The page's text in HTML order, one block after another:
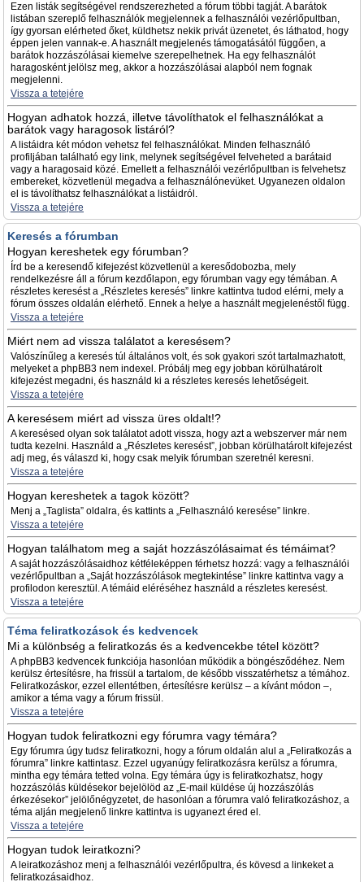
Ezen listák segítségével rendszerezheted a fórum többi tagját. A barátok
listában szereplő felhasználók megjelennek a felhasználói vezérlőpultban,
így gyorsan elérheted őket, küldhetsz nekik privát üzenetet, és láthatod, hogy
éppen jelen vannak-e. A használt megjelenés támogatásától függően, a
barátok hozzászólásai kiemelve szerepelhetnek. Ha egy felhasználót
haragosként jelölsz meg, akkor a hozzászólásai alapból nem fognak
megjelenni.
Vissza a tetejére
Hogyan adhatok hozzá, illetve távolíthatok el felhasználókat a
barátok vagy haragosok listáról?
A listáidra két módon vehetsz fel felhasználókat. Minden felhasználó
profiljában található egy link, melynek segítségével felveheted a barátaid
vagy a haragosaid közé. Emellett a felhasználói vezérlőpultban is felvehetsz
embereket, közvetlenül megadva a felhasználónevüket. Ugyanezen oldalon
el is távolíthatsz felhasználókat a listáidról.
Vissza a tetejére
Keresés a fórumban
Hogyan kereshetek egy fórumban?
Írd be a keresendő kifejezést közvetlenül a keresődobozba, mely
rendelkezésre áll a fórum kezdőlapon, egy fórumban vagy egy témában. A
részletes keresést a „Részletes keresés” linkre kattintva tudod elérni, mely a
fórum összes oldalán elérhető. Ennek a helye a használt megjelenéstől függ.
Vissza a tetejére
Miért nem ad vissza találatot a keresésem?
Valószínűleg a keresés túl általános volt, és sok gyakori szót tartalmazhatott,
melyeket a phpBB3 nem indexel. Próbálj meg egy jobban körülhatárolt
kifejezést megadni, és használd ki a részletes keresés lehetőségeit.
Vissza a tetejére
A keresésem miért ad vissza üres oldalt!?
A keresésed olyan sok találatot adott vissza, hogy azt a webszerver már nem
tudta kezelni. Használd a „Részletes keresést”, jobban körülhatárolt kifejezést
adj meg, és válaszd ki, hogy csak melyik fórumban szeretnél keresni.
Vissza a tetejére
Hogyan kereshetek a tagok között?
Menj a „Taglista” oldalra, és kattints a „Felhasználó keresése” linkre.
Vissza a tetejére
Hogyan találhatom meg a saját hozzászólásaimat és témáimat?
A saját hozzászólásaidhoz kétféleképpen férhetsz hozzá: vagy a felhasználói
vezérlőpultban a „Saját hozzászólások megtekintése” linkre kattintva vagy a
profilodon keresztül. A témáid eléréséhez használd a részletes keresést.
Vissza a tetejére
Téma feliratkozások és kedvencek
Mi a különbség a feliratkozás és a kedvencekbe tétel között?
A phpBB3 kedvencek funkciója hasonlóan működik a böngésződéhez. Nem
kerülsz értesítésre, ha frissül a tartalom, de később visszatérhetsz a témához.
Feliratkozáskor, ezzel ellentétben, értesítésre kerülsz – a kívánt módon –,
amikor a téma vagy a fórum frissül.
Vissza a tetejére
Hogyan tudok feliratkozni egy fórumra vagy témára?
Egy fórumra úgy tudsz feliratkozni, hogy a fórum oldalán alul a „Feliratkozás a
fórumra” linkre kattintasz. Ezzel ugyanúgy feliratkozásra kerülsz a fórumra,
mintha egy témára tetted volna. Egy témára úgy is feliratkozhatsz, hogy
hozzászólás küldésekor bejelölöd az „E-mail küldése új hozzászólás
érkezésekor” jelölőnégyzetet, de hasonlóan a fórumra való feliratkozáshoz, a
téma alján megjelenő linkre kattintva is ugyanezt éred el.
Vissza a tetejére
Hogyan tudok leiratkozni?
A leiratkozáshoz menj a felhasználói vezérlőpultra, és kövesd a linkeket a
feliratkozásaidhoz.